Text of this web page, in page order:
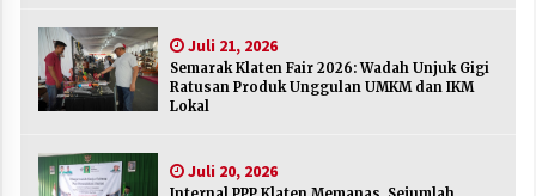
Internal PPP Klaten Memanas, Sejumlah Ketua
PAC Nyatakan Mundur Massal
Merayakan Sekolah sebagai Rumah Kedua
Juli 21, 2026
Semarak Klaten Fair 2026: Wadah Unjuk Gigi
Ratusan Produk Unggulan UMKM dan IKM
Lokal
Juli 20, 2026